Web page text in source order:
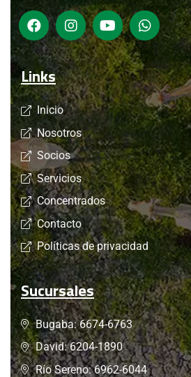
Links
Inicio
Nosotros
Socios
Servicios
Concentrados
Contacto
Políticas de privacidad
Sucursales
Bugaba: 6674-6763
David: 6204-1890
Río Sereno: 6962-6044